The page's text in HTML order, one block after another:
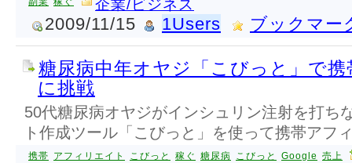
企業/ビジネス
2009/11/15 1Users ブックマー
糖尿病中年オヤジ「こびっと」で
に挑戦
50代糖尿病オヤジがインシュリン注射を打ち
ト作成ツール「こびっと」を使って携帯アフ
携帯 アフィリエイト こびっと 稼ぐ 糖尿病 こびっと Google 売上